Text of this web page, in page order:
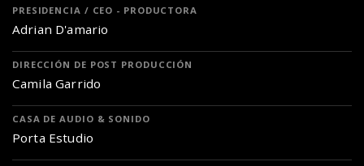
PRESIDENCIA / CEO - PRODUCTORA
Adrian D'amario
DIRECCIÓN DE POST PRODUCCIÓN
Camila Garrido
CASA DE AUDIO & SONIDO
Porta Estudio